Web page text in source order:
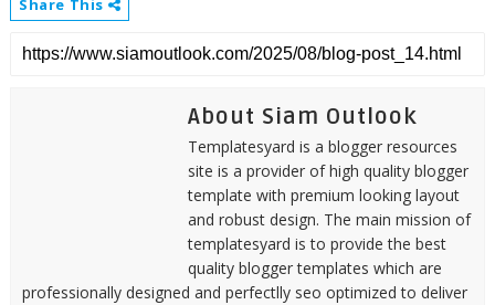
Share This
About Siam Outlook
Templatesyard is a blogger resources
site is a provider of high quality blogger
template with premium looking layout
and robust design. The main mission of
templatesyard is to provide the best
quality blogger templates which are
professionally designed and perfectlly seo optimized to deliver